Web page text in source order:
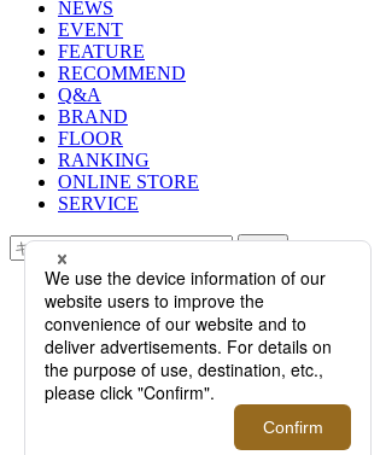
NEWS
EVENT
FEATURE
RECOMMEND
Q&A
BRAND
FLOOR
RANKING
ONLINE STORE
SERVICE
TOP
PHOTO
この秋注目すべきスリッポンとドレ
ススニーカー。＜フェランテ＞＜カ
メルレンゴ＞の定番から新作まで一